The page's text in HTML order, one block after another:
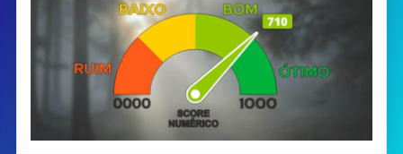
Política Privacidade
SOBRE NÓS